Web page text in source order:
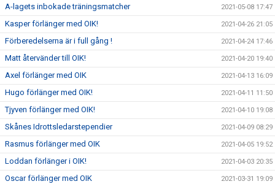
A-lagets inbokade träningsmatcher 2021-05-08 17:47
Kasper förlänger med OIK! 2021-04-26 21:05
Förberedelserna är i full gång ! 2021-04-24 17:46
Matt återvänder till OIK! 2021-04-20 19:40
Axel förlänger med OIK 2021-04-13 16:09
Hugo förlänger med OIK! 2021-04-11 11:50
Tjyven förlänger med OIK! 2021-04-10 19:08
Skånes Idrottsledarstependier 2021-04-09 08:29
Rasmus förlänger med OIK 2021-04-05 19:52
Loddan förlänger i OIK! 2021-04-03 20:35
Oscar förlänger med OIK 2021-03-31 19:09